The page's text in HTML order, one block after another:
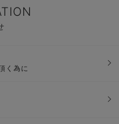
く為に